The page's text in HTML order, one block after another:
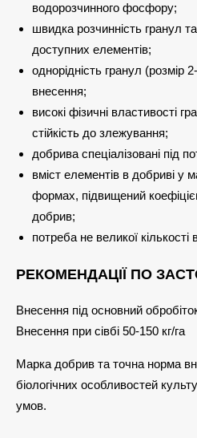
водорозчинного фосфору;
швидка розчинність гранул
доступних елементів;
однорідність гранул (розмір
внесення;
високі фізичні властивості
стійкість до злежування;
добрива спеціалізовані під
вміст елементів в добриві у
формах, підвищений
добрив;
потреба не великої кількості
РЕКОМЕНДАЦІЇ ПО
Внесення під основний
Внесення при сівбі 50-150 кг/га
Марка добрив та точна норма
біологічних особливостей
умов.